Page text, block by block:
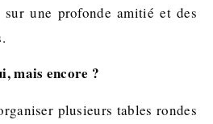
sur une profonde amitié et des
mais encore ?
plusieurs tables rondes